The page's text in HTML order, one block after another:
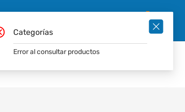
Categorías
Error al consultar productos